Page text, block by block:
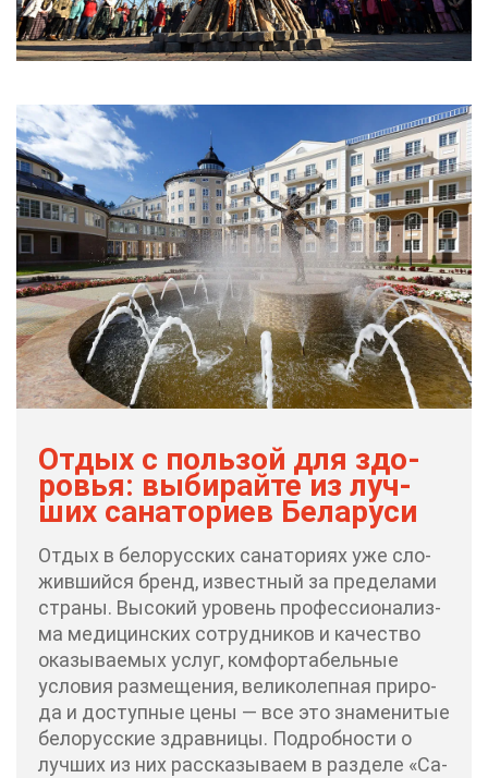
От­дых с поль­зой для здо­
ро­вья: вы­би­рай­те из луч­
ших са­на­то­ри­ев Бе­ла­ру­си
От­дых в бе­ло­рус­ских са­на­то­ри­ях уже сло­
жив­ший­ся бренд, из­вест­ный за пре­де­ла­ми
стра­ны. Вы­со­кий уро­вень про­фес­си­о­на­лиз­
ма ме­ди­цин­ских со­труд­ни­ков и ка­че­ство
ока­зы­ва­е­мых услуг, ком­фор­та­бель­ные
усло­вия раз­ме­ще­ния, ве­ли­ко­леп­ная при­ро­
да и до­ступ­ные це­ны — все это зна­ме­ни­тые
бе­ло­рус­ские здрав­ни­цы. По­дроб­но­сти о
луч­ших из них рас­ска­зы­ва­ем в раз­де­ле «Са­